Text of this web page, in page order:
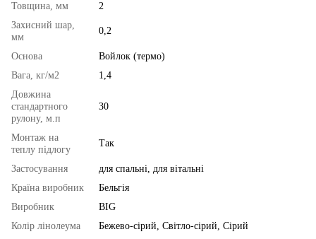
Товщина, мм
2
Захисний шар,
мм
0,2
Основа
Войлок (термо)
Вага, кг/м2
1,4
Довжина
стандартного
рулону, м.п
30
Монтаж на
теплу підлогу
Так
Застосування
для спальні, для вітальні
Країна виробник
Бельгія
Виробник
BIG
Колір лінолеума
Бежево-сірий, Світло-сірий, Сірий